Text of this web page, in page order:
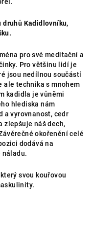
druhů Kadidlovníku,
pro své meditační a
Pro většinu lidí je
jsou nedílnou součástí
ale technika s mnohem
kadidla je vůněmi
hlediska nám
a vyrovnanost, cedr
zlepšuje náš dech,
okořenění celé
dodává na
náladu.
svou kouřovou